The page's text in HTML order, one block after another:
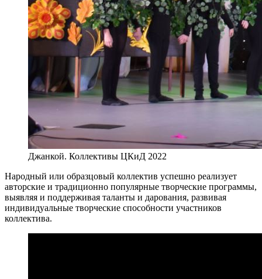
Джанкой. Коллективы ЦКиД 2022
Народный или образцовый коллектив успешно реализует
авторские и традиционно популярные творческие программы,
выявляя и поддерживая таланты и дарования, развивая
индивидуальные творческие способности участников
коллектива.